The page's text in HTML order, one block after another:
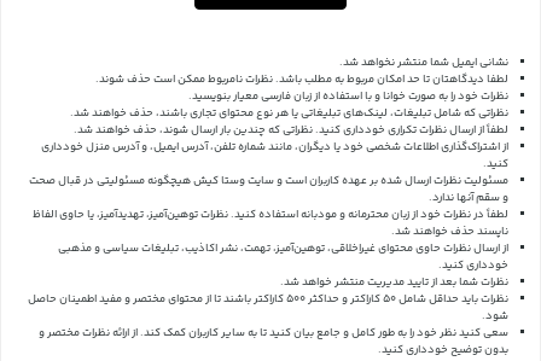
نشانی ایمیل شما منتشر نخواهد شد.
لطفا دیدگاهتان تا حد امکان مربوط به مطلب باشد. نظرات نامربوط ممکن است حذف شوند.
نظرات خود را به صورت خوانا و با استفاده از زبان فارسی معیار بنویسید.
نظراتی که شامل تبلیغات، لینک‌های تبلیغاتی یا هر نوع محتوای تجاری باشند، حذف خواهند شد.
لطفاً از ارسال نظرات تکراری خودداری کنید. نظراتی که چندین بار ارسال شوند، حذف خواهند شد.
از اشتراک‌گذاری اطلاعات شخصی خود یا دیگران، مانند شماره تلفن، آدرس ایمیل، و آدرس منزل خودداری
کنید.
مسئولیت نظرات ارسال شده بر عهده کاربران است و سایت وستا کیش هیچگونه مسئولیتی در قبال صحت
و سقم آنها ندارد.
لطفاً در نظرات خود از زبان محترمانه و مودبانه استفاده کنید. نظرات توهین‌آمیز، تهدیدآمیز، یا حاوی الفاظ
ناپسند حذف خواهند شد.
از ارسال نظرات حاوی محتوای غیراخلاقی، توهین‌آمیز، تهمت، نشر اکاذیب، تبلیغات سیاسی و مذهبی
خودداری کنید.
نظرات شما بعد از تایید مدیریت منتشر خواهد شد.
نظرات باید حداقل شامل 50 کاراکتر و حداکثر 500 کاراکتر باشند تا از محتوای مختصر و مفید اطمینان حاصل
شود.
سعی کنید نظر خود را به طور کامل و جامع بیان کنید تا به سایر کاربران کمک کند.از ارائه نظرات مختصر و
بدون توضیح خودداری کنید.